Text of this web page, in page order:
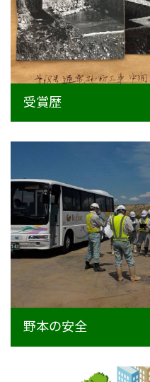
受賞歴
野本の安全
一般採用 アグリ事業部
社内制度・福利厚生
お問い合わせ